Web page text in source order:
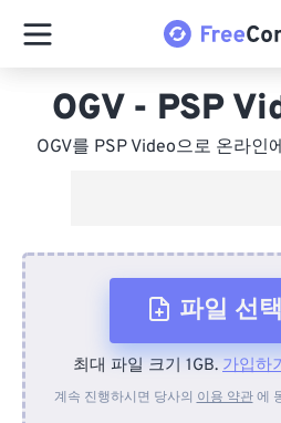
OGV - PSP
OGV를 PSP Video으로 온라인
파일 선택
장치에서
최대 파일 크기 1GB. 가입하
계속 진행하시면 당사의 이용 약관에